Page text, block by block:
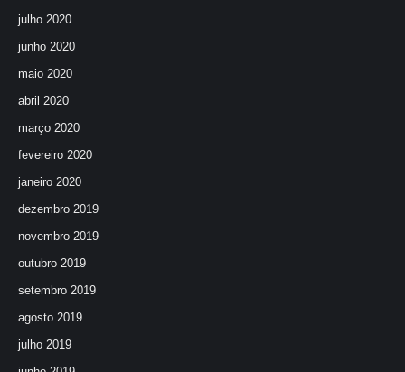
julho 2020
junho 2020
maio 2020
abril 2020
março 2020
fevereiro 2020
janeiro 2020
dezembro 2019
novembro 2019
outubro 2019
setembro 2019
agosto 2019
julho 2019